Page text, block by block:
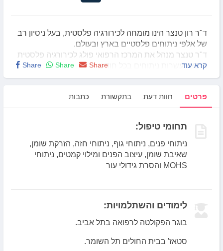
ד"ר רון טנצר הינו מומחה לכירורגיה פלסטית, בעל ניסיון רב
של אלפי ניתוחים פלסטיים בארץ ובעולם.
ד"ר טנצר מנהל את המרכז הרפואי פולג לכירורגיה פלסטית
ומבצע עשרות ניתוחים בכל חודש.
את הניתוחים בהרדמה כללית, מבצע ד"ר טנצר במרכז
ניתוחים בסדציה והרדמה מקומית מתבצעים בחדר ניתוח
פולג שבמרכז הרפואי בנתניה.
טנצר, מאושר על ידי משרד הבריאות לכירורגיה פלסטית
וכירורגיה כללית.
בחדר הניתוח מבוצעים ניתוחים להסרת נגעי עור וניתוחים
אסתטיים שונים.
Share Share Share קרא עוד
פרטים חוות דעת בתקשורת כתבות
תחומי טיפול:
ניתוחי פנים, ניתוחי גוף, ניתוחי חזה, הזרקת שומן,
שאיבת שומן, עיצוב הפנים ומילוי קמטים, ניתוחי
MOHS והסרת גידולי עור
לימודים והשתלמויות:
בוגר הפקולטה לרפואה בתל אביב.
סטאז' בבית החולים תל השומר.